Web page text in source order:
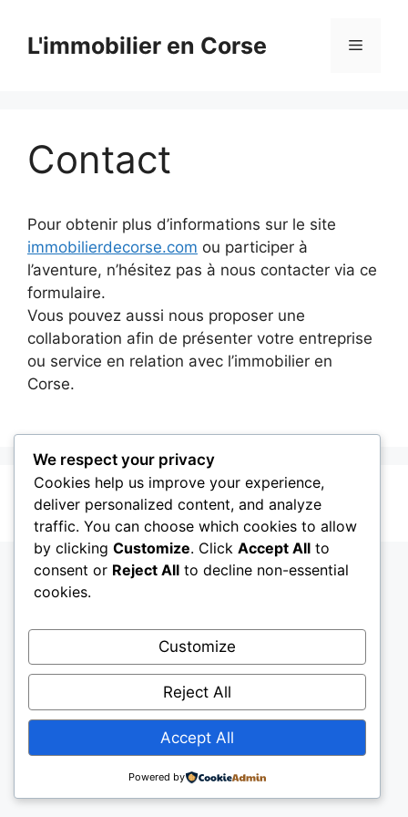
contenuL'immobilier en Corse Menu
Contact
Pour obtenir plus d’informations sur le site
immobilierdecorse.com ou participer à
l’aventure, n’hésitez pas à nous contacter via ce
formulaire.
Vous pouvez aussi nous proposer une
collaboration afin de présenter votre entreprise
ou service en relation avec l’immobilier en
Corse.
© 2026 L'immobilier en Corse• Construit avec
GeneratePress
We respect your privacy
Cookies help us improve your experience,
deliver personalized content, and analyze
traffic. You can choose which cookies to allow
by clicking Customize. Click Accept All to
consent or Reject All to decline non-essential
cookies.
Customize
Reject All
Accept All
Powered by